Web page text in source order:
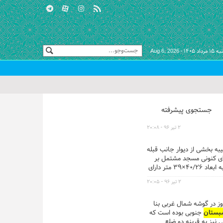
۱۴۰۵ - Aug 6, 2026
جستجوی پیشرفته
بخشی از دیوار جانب قبله
کنونی مسجد مشتمل بر
ستوندار جنوبی به ابعاد ۴۰/۲۶×۳۹ متر دارای
گرفته است . در میانه ضلع
نصب کرده اند که عمدتا
۲ تیر ۹۶ - ۲۰:۰۸
در گوشه شمال غربی بنا
جنوبی بوده است که
۲ تیر ۹۶ - ۲۰:۰۵